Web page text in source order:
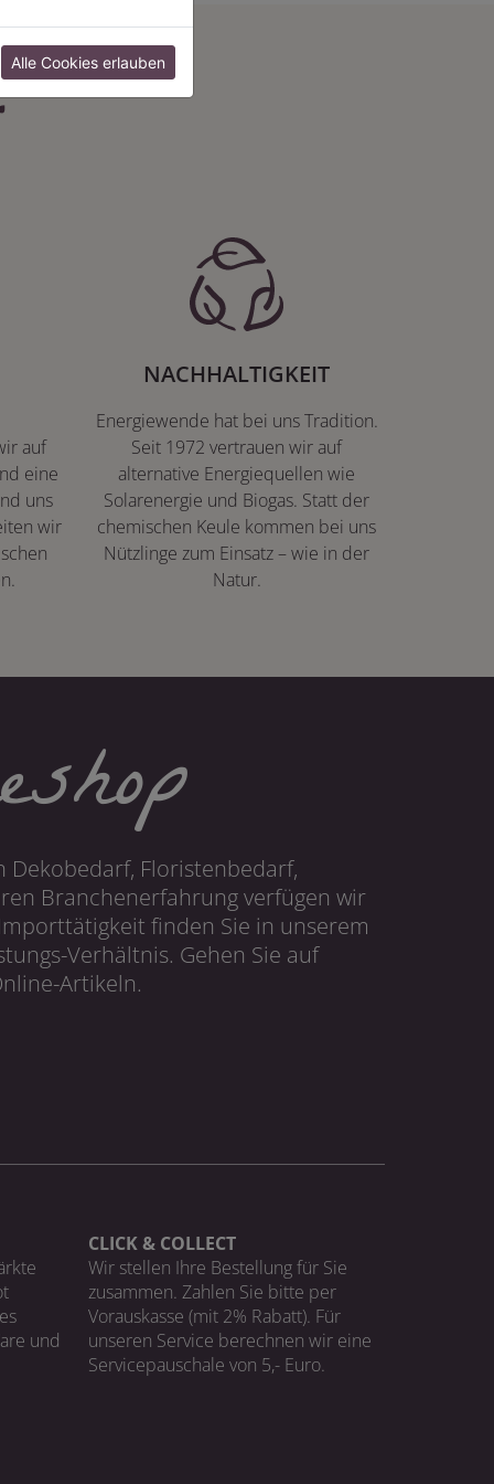
auf
eine
uns
wir
NACHHALTIGKEIT
Energiewende hat bei uns Tradition.
Seit 1972 vertrauen wir auf
alternative Energiequellen wie
Solarenergie und Biogas. Statt der
chemischen Keule kommen bei uns
Nützlinge zum Einsatz – wie in der
Natur.
Floristenbedarf,
Branchenerfahrung verfügen wir
finden Sie in unserem
Verhältnis. Gehen Sie auf
Artikeln.
und
CLICK & COLLECT
Wir stellen Ihre Bestellung für Sie
zusammen. Zahlen Sie bitte per
Vorauskasse (mit 2% Rabatt). Für
unseren Service berechnen wir eine
Servicepauschale von 5,- Euro.
Alle Cookies erlauben